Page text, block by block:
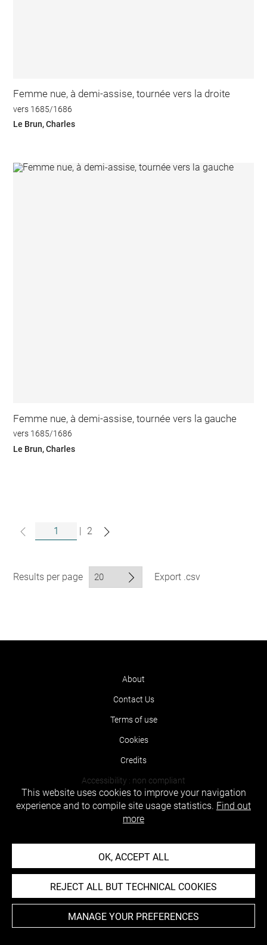
Femme nue, à demi-assise, tournée vers la droite
vers 1685/1686
Le Brun, Charles
Femme nue, à demi-assise, tournée vers la gauche
vers 1685/1686
Le Brun, Charles
| 2
Results per page Export .csv
About
Contact Us
Terms of use
Cookies
Credits
Accessibility : non compliant
This website uses cookies to improve your navigation
experience and to compile site usage statistics. Find out
more
OK, ACCEPT ALL
REJECT ALL BUT TECHNICAL COOKIES
MANAGE YOUR PREFERENCES